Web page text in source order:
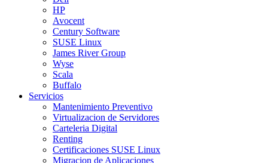
HP
Avocent
Century Software
SUSE Linux
James River Group
Wyse
Scala
Buffalo
Servicios
Mantenimiento Preventivo
Virtualizacion de Servidores
Carteleria Digital
Renting
Certificaciones SUSE Linux
Migracion de Aplicaciones